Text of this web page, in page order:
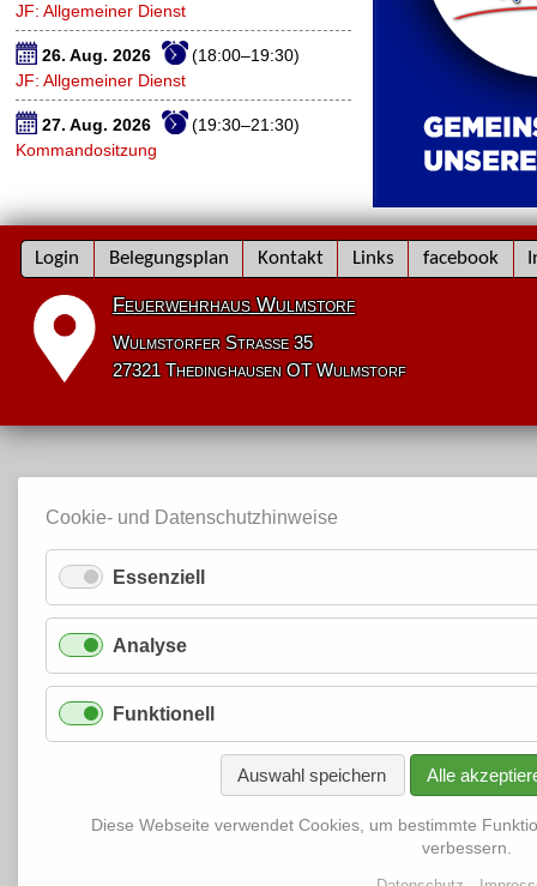
JF: Allgemeiner Dienst
26. Aug. 2026
(18:00–19:30)
JF: Allgemeiner Dienst
27. Aug. 2026
(19:30–21:30)
Kommandositzung
Navigation
überspringen
Login Belegungsplan Kontakt Links facebook
Feuerwehrhaus Wulmstorf
Wulmstorfer Straße 35
27321 Thedinghausen OT Wulmstorf
Cookie- und Datenschutzhinweise
Essenziell
Analyse
Funktionell
Auswahl speichern Alle
Diese Webseite verwendet Cookies, um bestimmte
verbessern.